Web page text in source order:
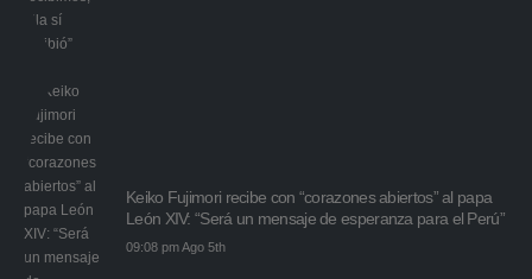
Keiko Fujimori recibe con “corazones abiertos” al papa
León XIV: “Será un mensaje de esperanza para el Perú”
09:08 pm Ago 5th